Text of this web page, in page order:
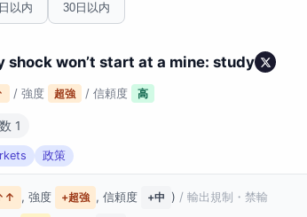
以内 30日以内
shock won’t start at a mine: study
/ 強度 超強 / 信頼度 高
1
政策
, 強度 +超強 , 信頼度 +中 ) / 輸出規制・禁輸